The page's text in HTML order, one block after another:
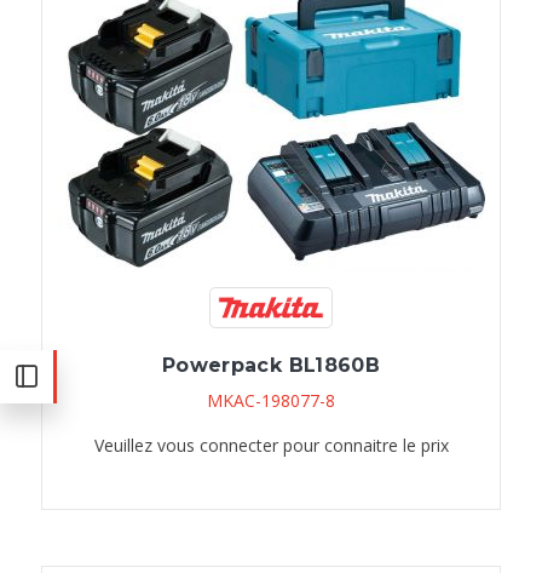
Powerpack BL1860B
MKAC-198077-8
Veuillez vous connecter pour connaitre le prix